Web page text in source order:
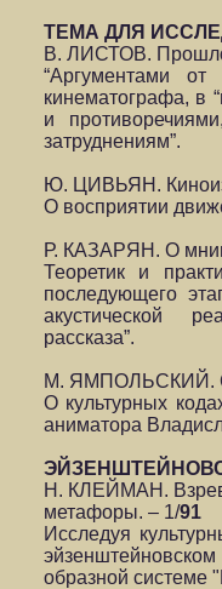
ТЕМА ДЛЯ
В. ЛИСТОВ.
“Аргументами
кинематографа, в
и
затруднениям”.
Ю. ЦИВЬЯН.
О восприятии
Р. КАЗАРЯН. О
Теоретик и
последующего
акустической
рассказа”.
М. ЯМПОЛЬСКИЙ.
О культурных
аниматора
Н. КЛЕЙМАН.
метафоры. – 1/91
Исследуя
образной системе